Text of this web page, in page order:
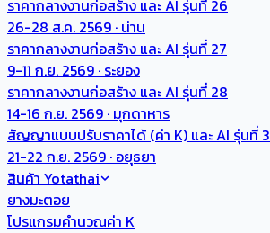
ราคากลางงานก่อสร้าง และ AI รุ่นที่ 26
26-28 ส.ค. 2569 · น่าน
ราคากลางงานก่อสร้าง และ AI รุ่นที่ 27
9-11 ก.ย. 2569 · ระยอง
ราคากลางงานก่อสร้าง และ AI รุ่นที่ 28
14-16 ก.ย. 2569 · มุกดาหาร
สัญญาแบบปรับราคาได้ (ค่า K) และ AI รุ่นที่ 3
21-22 ก.ย. 2569 · อยุธยา
สินค้า Yotathai
ยางมะตอย
โปรแกรมคำนวณค่า K